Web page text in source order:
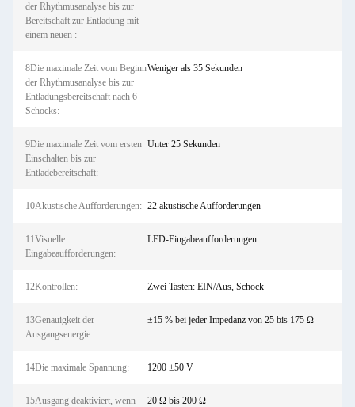
der Rhythmusanalyse bis zur
Bereitschaft zur Entladung mit
einem neuen :
8Die maximale Zeit vom Beginn
der Rhythmusanalyse bis zur
Entladungsbereitschaft nach 6
Schocks:
Weniger als 35 Sekunden
9Die maximale Zeit vom ersten
Einschalten bis zur
Entladebereitschaft:
Unter 25 Sekunden
10Akustische Aufforderungen: 22 akustische Aufforderungen
11Visuelle
Eingabeaufforderungen:
LED-Eingabeaufforderungen
12Kontrollen: Zwei Tasten: EIN/Aus, Schock
13Genauigkeit der
Ausgangsenergie:
±15 % bei jeder Impedanz von 25 bis 175 Ω
14Die maximale Spannung: 1200 ±50 V
15Ausgang deaktiviert, wenn
20 Ω bis 200 Ω